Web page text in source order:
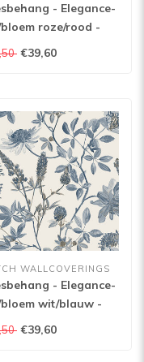
- Elegance-
roze/rood -
10€39,60
WALLCOVERINGS
- Elegance-
wit/blauw -
01€39,60